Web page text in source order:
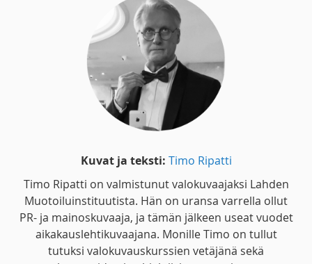
Kuvat ja teksti: Timo Ripatti
Timo Ripatti on valmistunut valokuvaajaksi Lahden
Muotoiluinstituutista. Hän on uransa varrella ollut
PR- ja mainoskuvaaja, ja tämän jälkeen useat vuodet
aikakauslehtikuvaajana. Monille Timo on tullut
tutuksi valokuvauskurssien vetäjänä sekä